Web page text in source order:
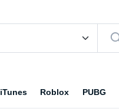
iTunes Roblox PUBG